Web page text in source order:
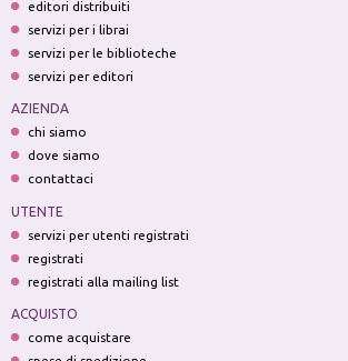
editori distribuiti
servizi per i librai
servizi per le biblioteche
servizi per editori
AZIENDA
chi siamo
dove siamo
contattaci
UTENTE
servizi per utenti registrati
registrati
registrati alla mailing list
ACQUISTO
come acquistare